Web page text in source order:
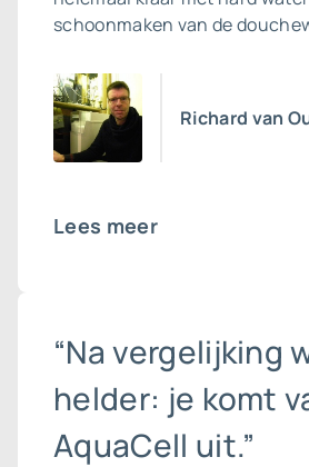
schoonmaken van de
Richard van
Lees meer
“Na vergelijking
helder: je komt
AquaCell uit.”